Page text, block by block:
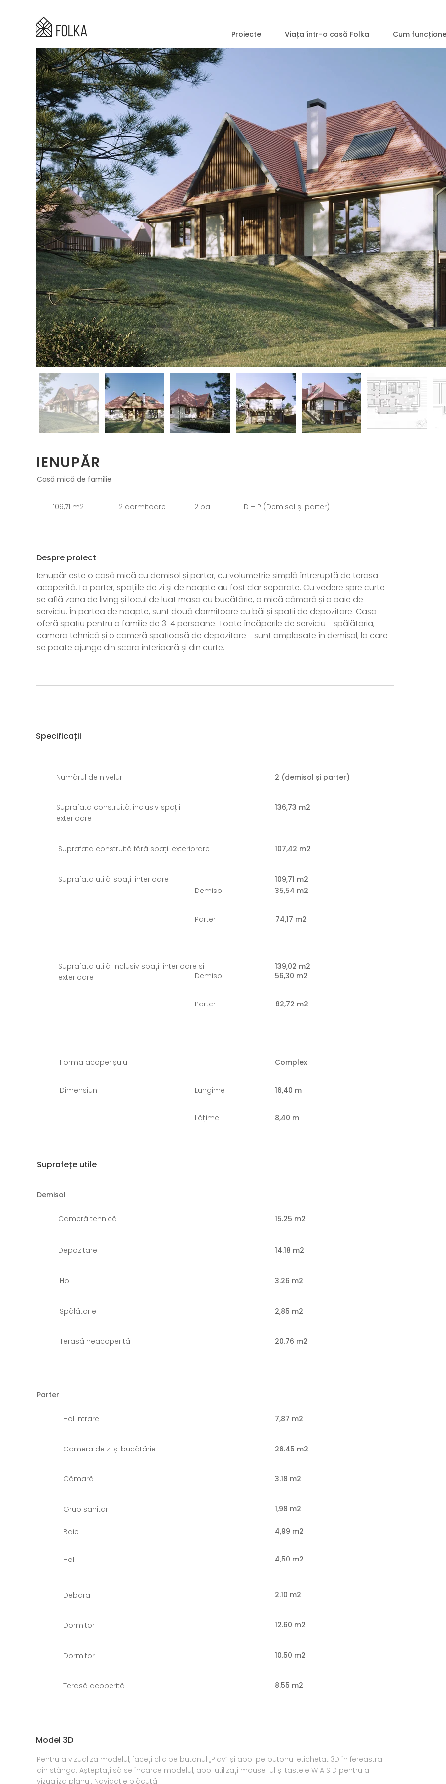
Proiecte Viața într-o casă Folka Cum
IENUPĂR
Casă mică de familie
109,71 m2 2 dormitoare 2 bai D + P (Demisol și parter)
Despre proiect
Ienupăr este o casă mică cu demisol și parter, cu volumetrie simplă întreruptă de terasa
acoperită. La parter, spațiile de zi și de noapte au fost clar separate. Cu vedere spre curte
se află zona de living și locul de luat masa cu bucătărie, o mică cămară și o baie de
serviciu. În partea de noapte, sunt două dormitoare cu băi și spații de depozitare. Casa
oferă spațiu pentru o familie de 3-4 persoane. Toate încăperile de serviciu - spălătoria,
camera tehnică și o cameră spațioasă de depozitare - sunt amplasate în demisol, la care
se poate ajunge din scara interioară și din curte.
Specificații
Numărul de niveluri 2 (demisol și parter)
Suprafata construită, inclusiv spații
exterioare
136,73 m2
107,42 m2
Suprafata construită fără spații exteriorare
Suprafata utilă, spații interioare 109,71 m2
Suprafata utilă, inclusiv spații interioare si
exterioare
139,02 m2
Forma acoperișului
Dimensiuni Lungime
Lăţime
Complex
16,40 m
8,40 m
Demisol 35,54 m2
Parter 74,17 m2
Demisol 56,30 m2
Parter 82,72 m2
Suprafețe utile
Demisol
Cameră tehnică 15.25 m2
Depozitare 14.18 m2
3.26 m2
Hol
Spălătorie 2,85 m2
Terasă neacoperită 20.76 m2
Parter
Hol intrare 7,87 m2
Camera de zi și bucătărie 26.45 m2
Cămară 3.18 m2
Grup sanitar 1,98 m2
Baie 4,99 m2
Hol 4,50 m2
Debara 2.10 m2
Dormitor 12.60 m2
Dormitor 10.50 m2
Terasă acoperită 8.55 m2
Model 3D
Pentru a vizualiza modelul, faceți clic pe butonul „Play” și apoi pe butonul etichetat 3D în fereastra
din stânga. Așteptați să se încarce modelul, apoi utilizați mouse-ul și tastele W A S D pentru a
vizualiza planul. Navigație plăcută!